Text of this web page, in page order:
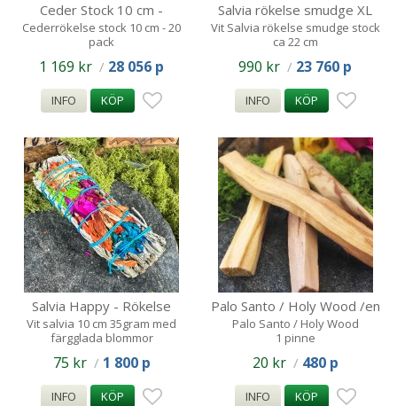
Ceder Stock 10 cm -
20pack
Cederrökelse stock 10 cm - 20
pack
1 169 kr / 28 056 p
INFO KÖP
Salvia rökelse smudge XL
22 cm / 8pack
Vit Salvia rökelse smudge stock
ca 22 cm
990 kr / 23 760 p
INFO KÖP
Salvia Happy - Rökelse
smudge
Vit salvia 10 cm 35gram med
färgglada blommor
75 kr / 1 800 p
INFO KÖP
Palo Santo / Holy Wood /en
rökelsepinne
Palo Santo / Holy Wood
1 pinne
20 kr / 480 p
INFO KÖP